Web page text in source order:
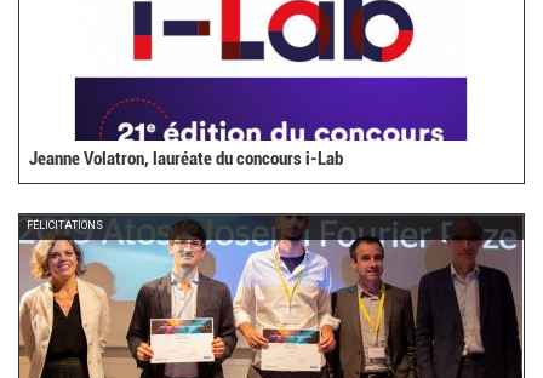
Jeanne Volatron, lauréate du concours i-Lab
FÉLICITATIONS